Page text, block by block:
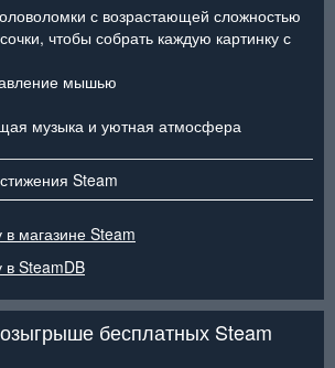
с возрастающей сложностью
чтобы собрать каждую картинку с
мышью
музыка и уютная атмосфера
Steam
в магазине Steam
в SteamDB
бесплатных Steam